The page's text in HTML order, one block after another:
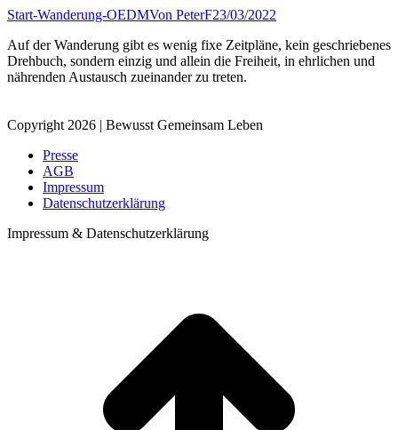
Start-Wanderung-OEDMVon PeterF23/03/2022
Auf der Wanderung gibt es wenig fixe Zeitpläne, kein geschriebenes
Drehbuch, sondern einzig und allein die Freiheit, in ehrlichen und
nährenden Austausch zueinander zu treten.
Copyright 2026 | Bewusst Gemeinsam Leben
Presse
AGB
Impressum
Datenschutzerklärung
Impressum & Datenschutzerklärung